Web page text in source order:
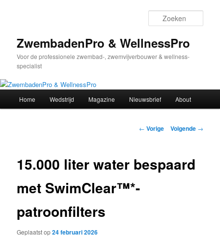
inhoudZwembadenPro & WellnessPro
Voor de professionele zwembad-, zwemvijverbouwer & wellness-
specialist
Home Wedstrijd Magazine Nieuwsbrief About
Bericht
← Vorige Volgende →
15.000 liter water bespaard
met SwimClear™*-
patroonfilters
Geplaatst op24 februari 2026